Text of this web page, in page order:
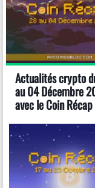
Actualités crypto
au 04 Décembre
avec le Coin